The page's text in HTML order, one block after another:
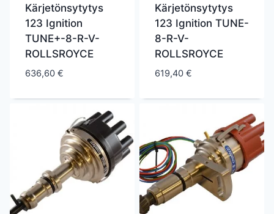
Kärjetönsytytys
123 Ignition
TUNE+-8-R-V-
ROLLSROYCE
636,60 €
Kärjetönsytytys
123 Ignition TUNE-
8-R-V-
ROLLSROYCE
619,40 €